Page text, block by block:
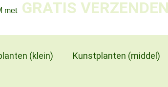
met
GRATIS VERZENDEN
(klein) Kunstplanten (middel)